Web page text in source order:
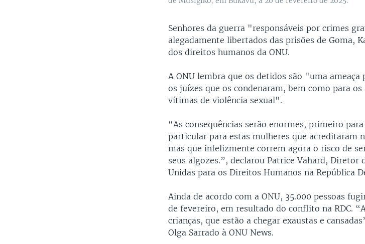
Senhores da guerra "responsáveis por crimes
alegadamente libertados das prisões de Goma,
dos direitos humanos da ONU.
A ONU lembra que os detidos são "uma ameaça
os juízes que os condenaram, bem como para
vítimas de violência sexual".
“As consequências serão enormes, primeiro
particular para estas mulheres que acreditaram
mas que infelizmente correm agora o risco de
seus algozes.”, declarou Patrice Vahard, Diretor
Unidas para os Direitos Humanos na República
Ainda de acordo com a ONU, 35.000 pessoas
de fevereiro, em resultado do conflito na RDC.
crianças, que estão a chegar exaustas e
Olga Sarrado à ONU News.